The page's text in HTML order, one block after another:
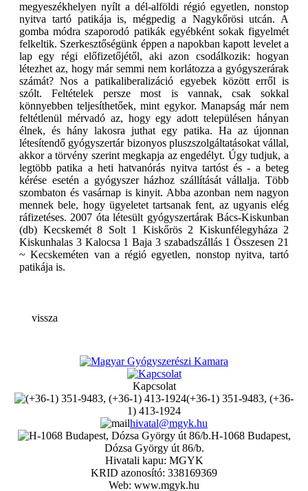
megyeszékhelyen nyílt a dél-alföldi régió egyetlen, nonstop
nyitva tartó patikája is, mégpedig a Nagykőrösi utcán. A
gomba módra szaporodó patikák egyébként sokak figyelmét
felkeltik. Szerkesztőségünk éppen a napokban kapott levelet a
lap egy régi előfizetőjétől, aki azon csodálkozik: hogyan
létezhet az, hogy már semmi nem korlátozza a gyógyszerárak
számát? Nos a patikaliberalizáció egyebek között erről is
szólt. Feltételek persze most is vannak, csak sokkal
könnyebben teljesíthetőek, mint egykor. Manapság már nem
feltétlenül mérvadó az, hogy egy adott településen hányan
élnek, és hány lakosra juthat egy patika. Ha az újonnan
létesítendő gyógyszertár bizonyos pluszszolgáltatásokat vállal,
akkor a törvény szerint megkapja az engedélyt. Úgy tudjuk, a
legtöbb patika a heti hatvanórás nyitva tartóst és - a beteg
kérése esetén a gyógyszer házhoz szállítását vállalja. Több
szombaton és vasárnap is kinyit. Abba azonban nem nagyon
mennek bele, hogy ügyeletet tartsanak fent, az ugyanis elég
ráfizetéses. 2007 óta létesült gyógyszertárak Bács-Kiskunban
(db) Kecskemét 8 Solt 1 Kiskőrös 2 Kiskunfélegyháza 2
Kiskunhalas 3 Kalocsa 1 Baja 3 szabadszállás 1 Összesen 21
~ Kecskeméten van a régió egyetlen, nonstop nyitva, tartó
patikája is.
vissza
Kapcsolat
(+36-1) 351-9483, (+36-
1) 413-1924
hivatal@mgyk.hu
H-1068 Budapest,
Dózsa György út 86/b.
Hivatali kapu: MGYK
KRID azonosító: 338169369
Web: www.mgyk.hu